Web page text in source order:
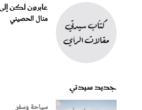
عابرون لكن
منال الحصيني
جديد سيدتي
سياحة وسفر